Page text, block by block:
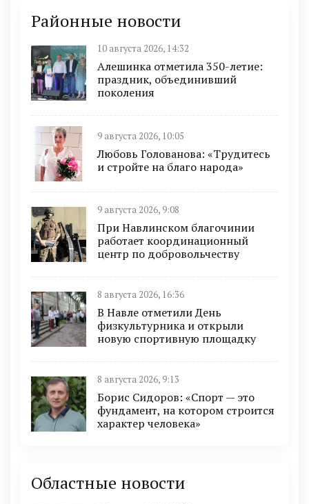
Районные новости
10 августа 2026, 14:32
Алешинка отметила 350-летие:
праздник, объединивший
поколения
9 августа 2026, 10:05
Любовь Голованова: «Трудитесь
и стройте на благо народа»
9 августа 2026, 9:08
При Навлинском благочинии
работает координационный
центр по добровольчеству
8 августа 2026, 16:36
В Навле отметили День
физкультурника и открыли
новую спортивную площадку
8 августа 2026, 9:13
Борис Сидоров: «Спорт — это
фундамент, на котором строится
характер человека»
Областные новости